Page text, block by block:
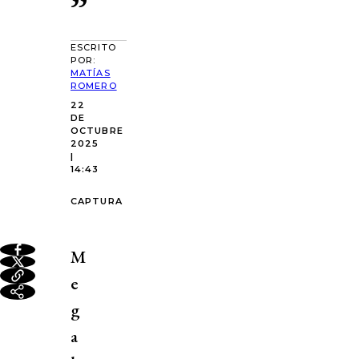
ESCRITO
POR:
MATÍAS
ROMERO
22
DE
OCTUBRE
2025
|
14:43
CAPTURA
M
e
g
a